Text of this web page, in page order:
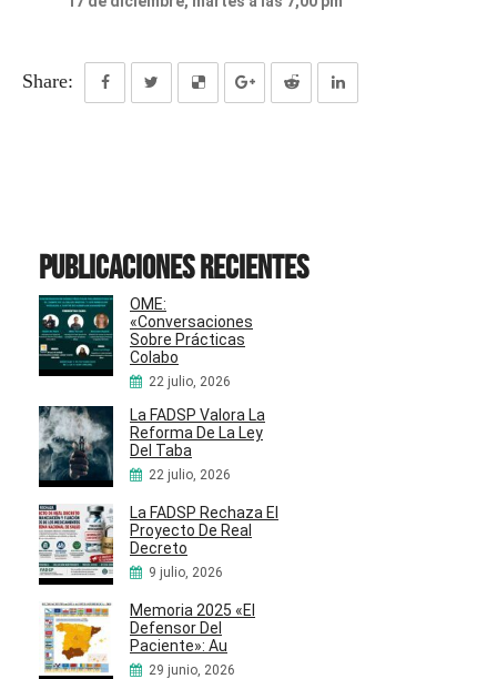
Share:
Publicaciones recientes
OME:
«Conversaciones
Sobre Prácticas
Colabo
22 julio, 2026
La FADSP Valora La
Reforma De La Ley
Del Taba
22 julio, 2026
La FADSP Rechaza El
Proyecto De Real
Decreto
9 julio, 2026
Memoria 2025 «El
Defensor Del
Paciente»: Au
29 junio, 2026